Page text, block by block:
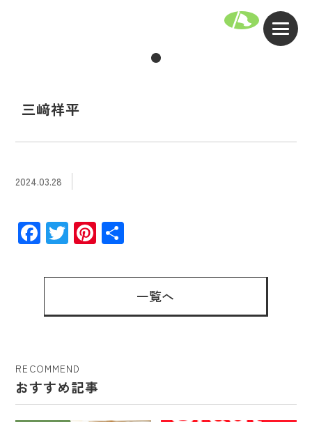
三﨑祥平
2024.03.28
Facebook
TwitterPinterest
一覧へ
RECOMMEND
おすすめ記事